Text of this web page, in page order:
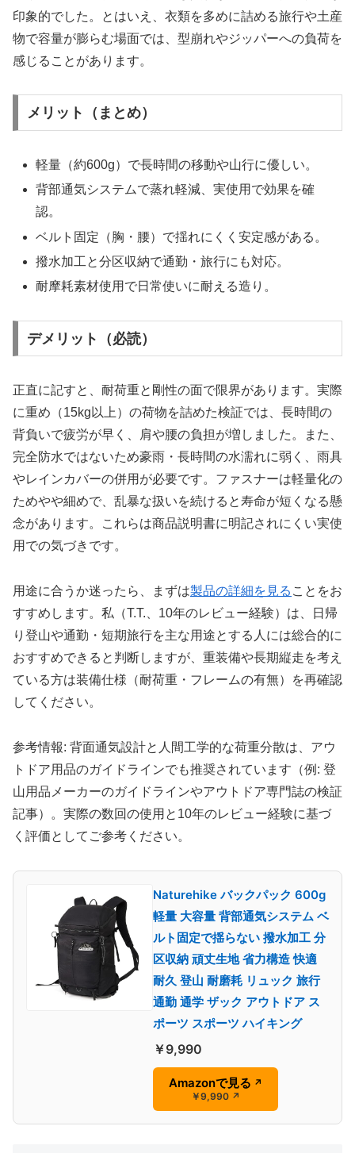
印象的でした。とはいえ、衣類を多めに詰める旅行や土産
物で容量が膨らむ場面では、型崩れやジッパーへの負荷を
感じることがあります。
メリット（まとめ）
軽量（約600g）で長時間の移動や山行に優しい。
背部通気システムで蒸れ軽減、実使用で効果を確
認。
ベルト固定（胸・腰）で揺れにくく安定感がある。
撥水加工と分区収納で通勤・旅行にも対応。
耐摩耗素材使用で日常使いに耐える造り。
デメリット（必読）
正直に記すと、耐荷重と剛性の面で限界があります。実際
に重め（15kg以上）の荷物を詰めた検証では、長時間の
背負いで疲労が早く、肩や腰の負担が増しました。また、
完全防水ではないため豪雨・長時間の水濡れに弱く、雨具
やレインカバーの併用が必要です。ファスナーは軽量化の
ためやや細めで、乱暴な扱いを続けると寿命が短くなる懸
念があります。これらは商品説明書に明記されにくい実使
用での気づきです。
用途に合うか迷ったら、まずは製品の詳細を見る ことをお
すすめします。私（T.T.、10年のレビュー経験）は、日帰
り登山や通勤・短期旅行を主な用途とする人には総合的に
おすすめできると判断しますが、重装備や長期縦走を考え
ている方は装備仕様（耐荷重・フレームの有無）を再確認
してください。
参考情報: 背面通気設計と人間工学的な荷重分散は、アウ
トドア用品のガイドラインでも推奨されています（例: 登
山用品メーカーのガイドラインやアウトドア専門誌の検証
記事）。実際の数回の使用と10年のレビュー経験に基づ
く評価としてご参考ください。
Naturehike バックパック 600g
軽量 大容量 背部通気システム ベ
ルト固定で揺らない 撥水加工 分
区収納 頑丈生地 省力構造 快適
耐久 登山 耐磨耗 リュック 旅行
通勤 通学 ザック アウトドア ス
ポーツ スポーツ ハイキング
￥9,990
Amazonで見る ↗
￥9,990 ↗